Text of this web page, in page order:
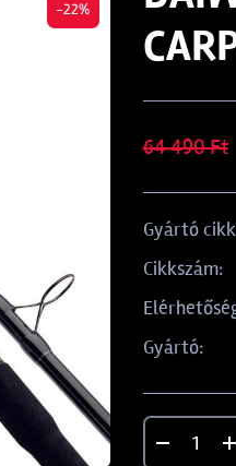
-22%
64 490 Ft
Gyártó
Cikkszám:
Gyártó: